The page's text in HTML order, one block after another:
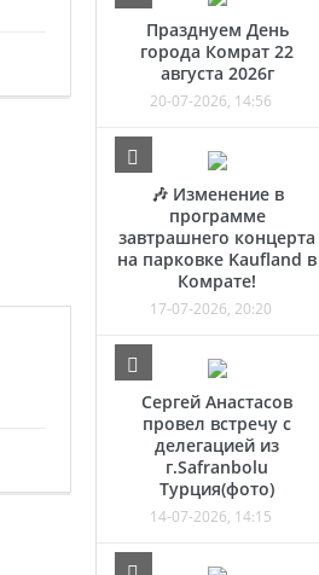
Празднуем День
города Комрат 22
августа 2026г
20-07-2026, 14:56
🎶 Изменение в
программе
завтрашнего концерта
на парковке Kaufland в
Комрате!
17-07-2026, 20:20
Сергей Анастасов
провел встречу с
делегацией из
г.Safranbolu
Турция(фото)
14-07-2026, 14:15